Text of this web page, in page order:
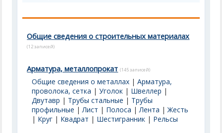
Общие сведения о строительных материалах
(12 записей)
Арматура, металлопрокат (145 записей)
Общие сведения о металлах |Арматура,
проволока, сетка |Уголок | Швеллер |
Двутавр | Трубы стальные | Трубы
профильные |Лист | Полоса |Лента |Жесть
| Круг | Квадрат | Шестигранник | Рельсы